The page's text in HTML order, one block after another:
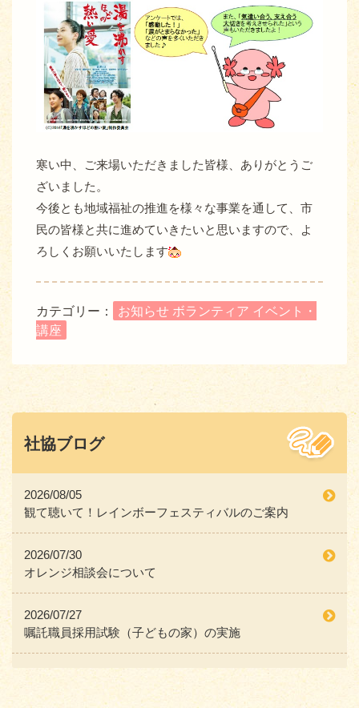
寒い中、ご来場いただきました皆様、ありがとうご
ざいました。
今後とも地域福祉の推進を様々な事業を通して、市
民の皆様と共に進めていきたいと思いますので、よ
ろしくお願いいたします
カテゴリー：
お知らせ ボランティア イベント・
講座
社協ブログ
2026/08/05
観て聴いて！レインボーフェスティバルのご案内
2026/07/30
オレンジ相談会について
2026/07/27
嘱託職員採用試験（子どもの家）の実施